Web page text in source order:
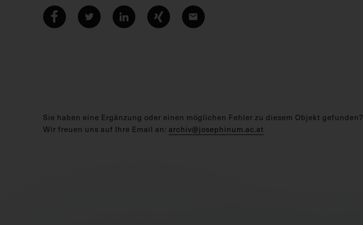
Sie haben eine Ergänzung oder einen möglichen Fehler zu diesem Objekt gefunden?
Wir freuen uns auf Ihre Email an: archiv@josephinum.ac.at